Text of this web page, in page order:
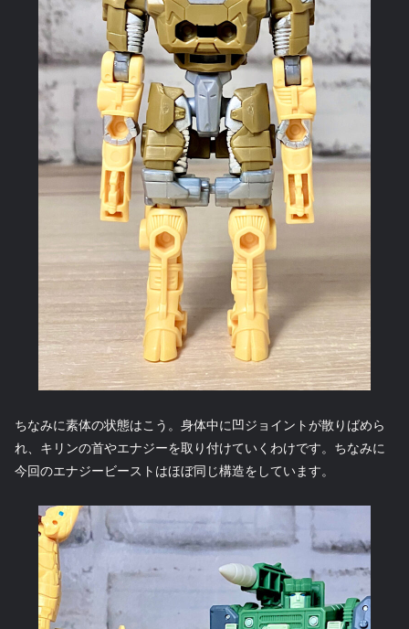
ちなみに素体の状態はこう。身体中に凹ジョイントが散りばめら
れ、キリンの首やエナジーを取り付けていくわけです。ちなみに
今回のエナジービーストはほぼ同じ構造をしています。